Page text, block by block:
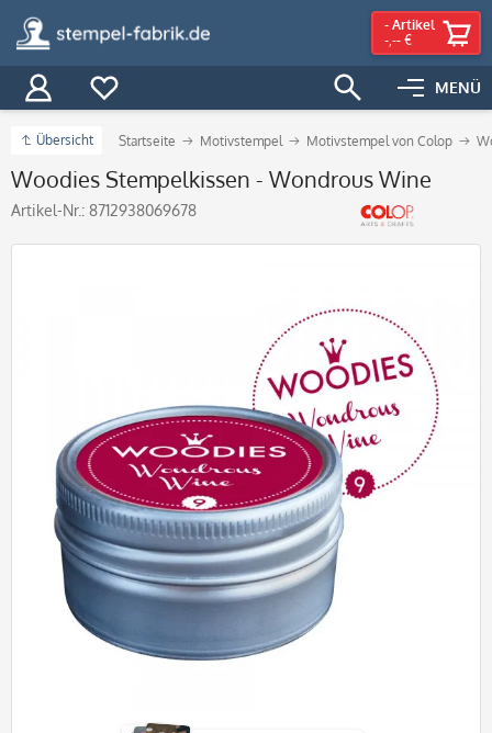
MENÜ
- Artikel
-,-- €
Übersicht Startseite Motivstempel Motivstempel von Colop
Woodies Stempelkissen - Wondrous Wine
Artikel-Nr.: 8712938069678